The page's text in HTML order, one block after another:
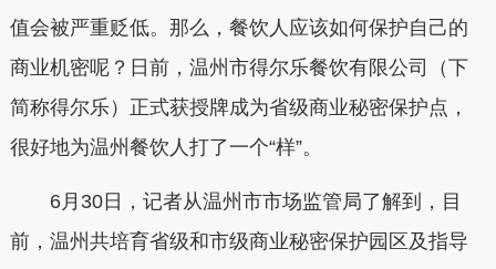
值会被严重贬低。那么，餐饮人应该如何保护自己的
商业机密呢？日前，温州市得尔乐餐饮有限公司（下
简称得尔乐）正式获授牌成为省级商业秘密保护点，
很好地为温州餐饮人打了一个“样”。
6月30日，记者从温州市市场监管局了解到，目
前，温州共培育省级和市级商业秘密保护园区及指导